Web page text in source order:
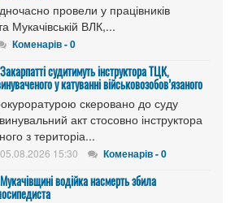
провели у працівників
Мукачівській ВЛК,...
Коменарів - 0
судитимуть інструктора ТЦК,
у катуванні військовозобов’язаного
скеровано до суду
акт стосовно інструктора
з територіа...
05.08.2026 15:30 Коменарів - 0
водійка насмерть збила